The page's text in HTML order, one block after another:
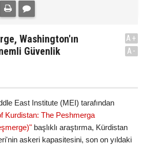
Washington'ın
Güvenlik
A+
A-
East Institute (MEI) tarafından
Kurdistan: The Peshmerga
başlıklı araştırma, Kürdistan
askeri kapasitesini, son on yıldaki